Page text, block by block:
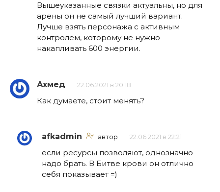
Вышеуказанные связки актуальны, но для
арены он не самый лучший вариант.
Лучше взять персонажа с активным
контролем, которому не нужно
накапливать 600 энергии.
Ахмед 22.06.2021 в 20:18
Как думаете, стоит менять?
afkadmin автор 22.06.2021 в 22:21
если ресурсы позволяют, однозначно
надо брать. В Битве крови он отлично
себя показывает =)